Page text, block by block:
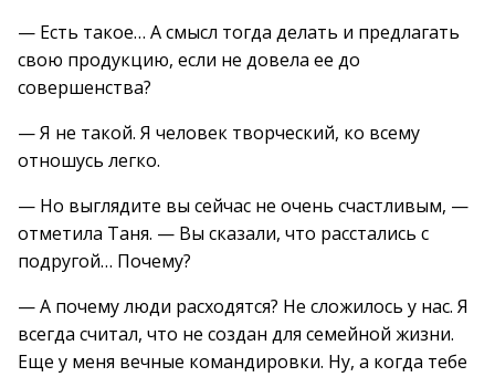
— Есть такое… А смысл тогда делать и предлагать
свою продукцию, если не довела ее до
совершенства?
— Я не такой. Я человек творческий, ко всему
отношусь легко.
— Но выглядите вы сейчас не очень счастливым, —
отметила Таня. — Вы сказали, что расстались с
подругой… Почему?
— А почему люди расходятся? Не сложилось у нас. Я
всегда считал, что не создан для семейной жизни.
Еще у меня вечные командировки. Ну, а когда тебе